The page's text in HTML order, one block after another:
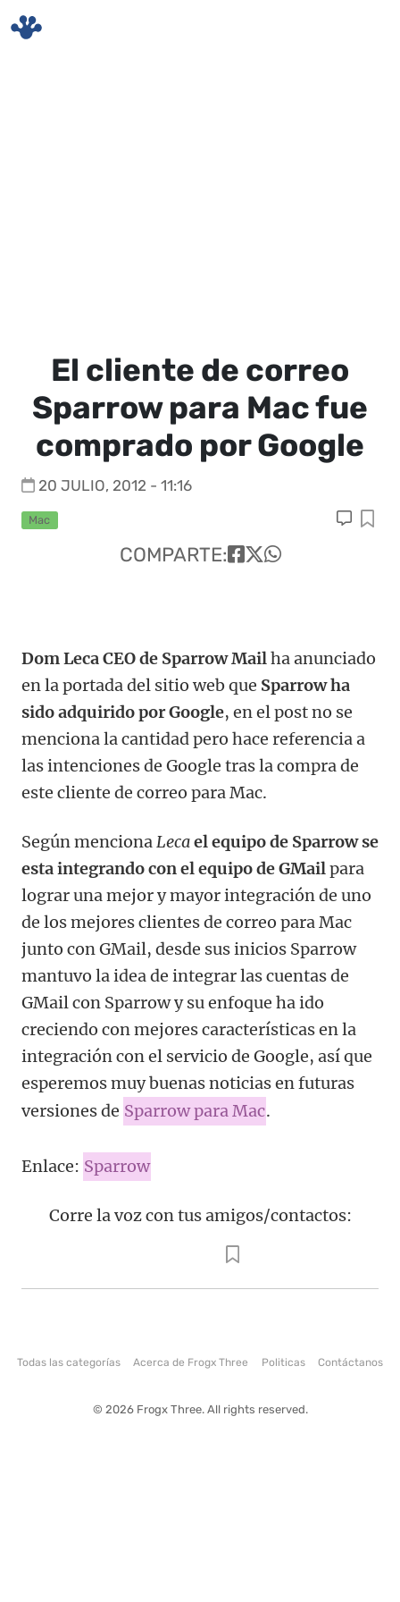
El cliente de correo
Sparrow para Mac fue
comprado por Google
20 JULIO, 2012 - 11:16
Mac
COMPARTE:
Dom Leca CEO de Sparrow Mailha anunciado
en la portada del sitio web que Sparrow ha
sido adquirido por Google, en el post no se
menciona la cantidad pero hace referencia a
las intenciones de Google tras la compra de
este cliente de correo para Mac.
Según mencionaLecael equipo de Sparrow se
esta integrando con el equipo de GMailpara
lograr una mejor y mayor integración de uno
de los mejores clientes de correo para Mac
junto con GMail, desde sus inicios Sparrow
mantuvo la idea de integrar las cuentas de
GMail con Sparrow y su enfoque ha ido
creciendo con mejores características en la
integración con el servicio de Google, así que
esperemos muy buenas noticias en futuras
versiones de Sparrow para Mac.
Enlace: Sparrow
Corre la voz con tus amigos/contactos:
Todas las categorías Acerca de Frogx Three Politicas Contáctanos
© 2026 Frogx Three. All rights reserved.